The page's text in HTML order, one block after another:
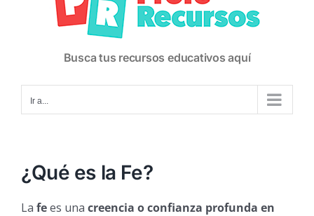
Busca tus recursos educativos aquí
Ir a...
¿Qué es la Fe?
La fees una creencia o confianza profunda en